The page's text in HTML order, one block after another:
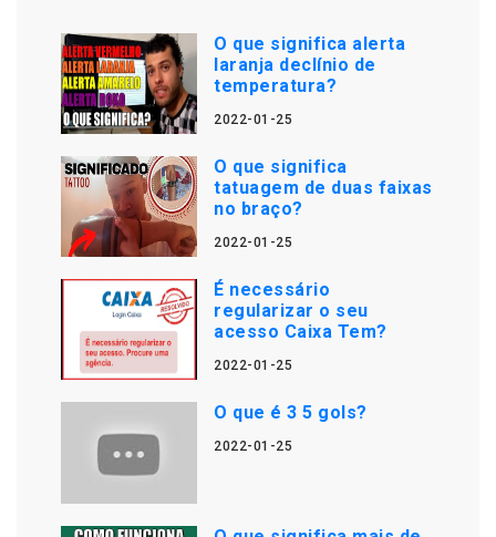
O que significa alerta
laranja declínio de
temperatura?
2022-01-25
O que significa
tatuagem de duas faixas
no braço?
2022-01-25
É necessário
regularizar o seu
acesso Caixa Tem?
2022-01-25
O que é 3 5 gols?
2022-01-25